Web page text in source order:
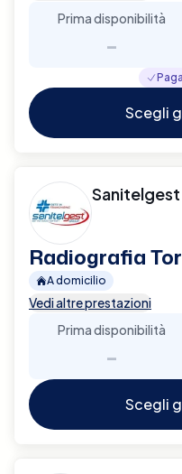
Prima disponibilità
-
Scegli
Sanitelgest
Radiografia
A domicilio
Vedi altre prestazioni
Prima disponibilità
-
Scegli